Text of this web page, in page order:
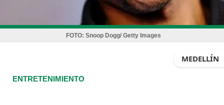
FOTO: Snoop Dogg/ Getty Images
MEDELLÍN
ENTRETENIMIENTO